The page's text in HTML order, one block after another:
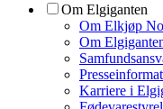
Om Elgiganten
Om Elkjøp
Om
Karriere i